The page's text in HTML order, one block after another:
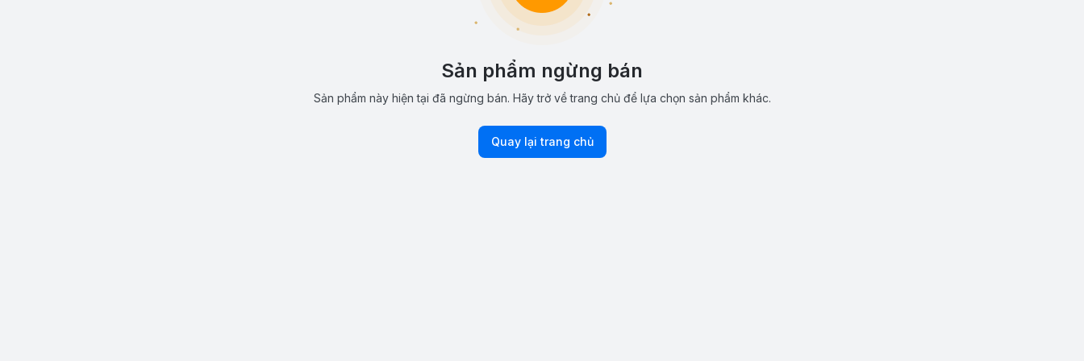
Sản phẩm ngừng bán
Sản phẩm này hiện tại đã ngừng bán. Hãy trở về trang chủ để lựa chọn sản phẩm khác.
Quay lại trang chủ